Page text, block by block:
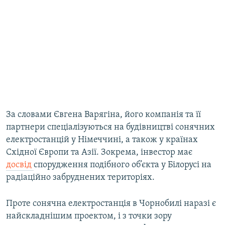
За словами Євгена Варягіна, його компанія та її
партнери спеціалізуються на будівництві сонячних
електростанцій у Німеччині, а також у країнах
Східної Європи та Азії. Зокрема, інвестор має
досвід спорудження подібного об’єкта у Білорусі на
радіаційно забруднених територіях.
Проте сонячна електростанція в Чорнобилі наразі є
найскладнішим проектом, і з точки зору